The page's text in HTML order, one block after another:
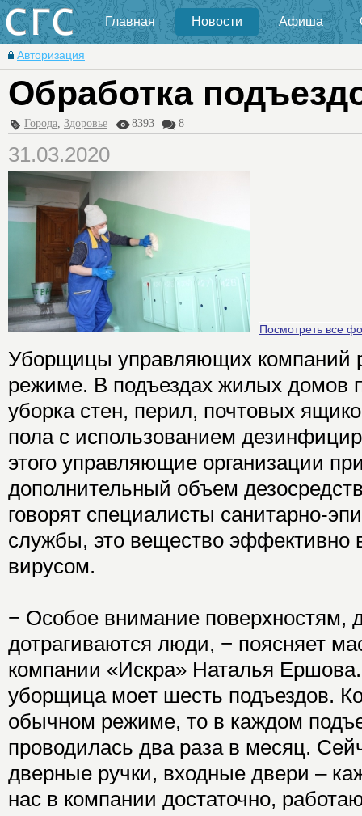
Главная Новости Афиша
Авторизация
Обработка
Города, Здоровье 8393 8
31.03.2020
Посмотреть все
Уборщицы управляющих компаний
режиме. В подъездах жилых домов
уборка стен, перил, почтовых
пола с использованием
этого управляющие организации
дополнительный объем
говорят специалисты санитарно-
службы, это вещество эффективно
вирусом.
− Особое внимание поверхностям,
дотрагиваются люди, − поясняет
компании «Искра» Наталья
уборщица моет шесть подъездов.
обычном режиме, то в каждом
проводилась два раза в месяц.
дверные ручки, входные двери –
нас в компании достаточно,